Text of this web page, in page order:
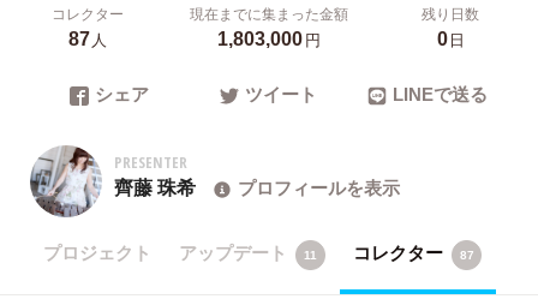
コレクター
87人
現在までに集まった金額
1,803,000円
残り日数
0日
シェア ツイート LINEで送る
PRESENTER
齊藤 珠希 プロフィールを表示
プロジェクト アップデート 11 コレクター 87